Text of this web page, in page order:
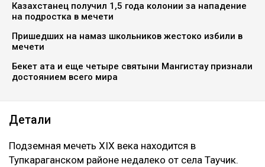
Казахстанец получил 1,5 года колонии за нападение
на подростка в мечети
Пришедших на намаз школьников жестоко избили в
мечети
Бекет ата и еще четыре святыни Мангистау признали
достоянием всего мира
Детали
Подземная мечеть XIX века находится в
Тупкараганском районе недалеко от села Таучик.